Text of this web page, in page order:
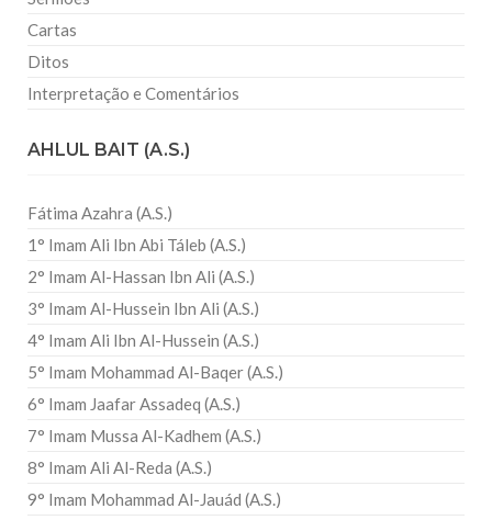
Cartas
Ditos
Interpretação e Comentários
AHLUL BAIT (A.S.)
Fátima Azahra (A.S.)
1° Imam Ali Ibn Abi Táleb (A.S.)
2° Imam Al-Hassan Ibn Ali (A.S.)
3° Imam Al-Hussein Ibn Ali (A.S.)
4° Imam Ali Ibn Al-Hussein (A.S.)
5° Imam Mohammad Al-Baqer (A.S.)
6° Imam Jaafar Assadeq (A.S.)
7° Imam Mussa Al-Kadhem (A.S.)
8° Imam Ali Al-Reda (A.S.)
9° Imam Mohammad Al-Jauád (A.S.)